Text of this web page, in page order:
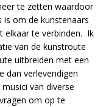
te zetten waardoor
is om de kunstenaars
elkaar te verbinden. Ik
van de kunstroute
uitbreiden met een
dan verlevendigen
van diverse
om op te